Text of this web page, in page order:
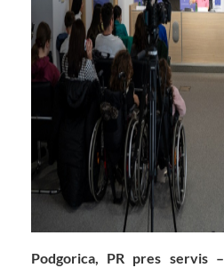
Podgorica, PR pres servis –